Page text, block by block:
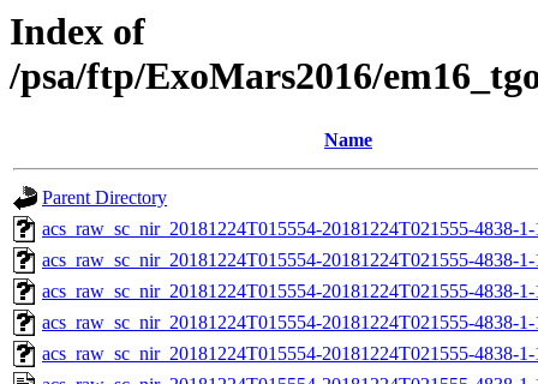
Index of
/psa/ftp/ExoMars2016/
Name
Parent Directory
acs_raw_sc_nir_20181224T015554-20181224T021555-4838-
acs_raw_sc_nir_20181224T015554-20181224T021555-4838-
acs_raw_sc_nir_20181224T015554-20181224T021555-4838-
acs_raw_sc_nir_20181224T015554-20181224T021555-4838-
acs_raw_sc_nir_20181224T015554-20181224T021555-4838-